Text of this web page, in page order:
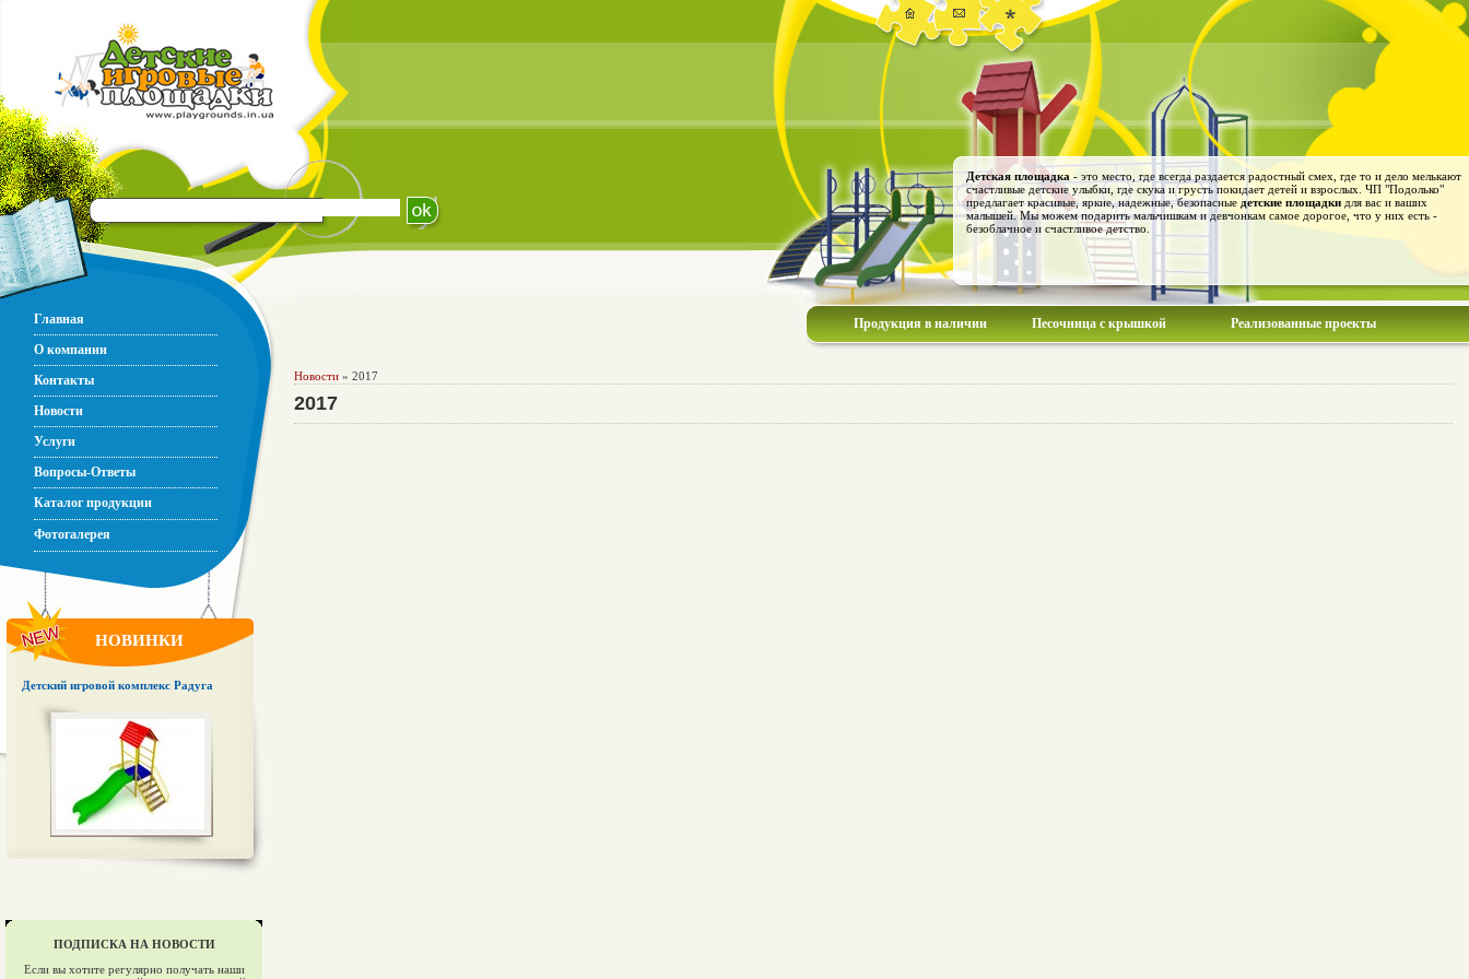
Детская площадка - это место, где всегда раздается радостный смех, где то и дело мелькают
счастливые детские улыбки, где скука и грусть покидает детей и взрослых. ЧП "Подолько"
предлагает красивые, яркие, надежные, безопасные детские площадки для вас и ваших
малышей. Мы можем подарить мальчишкам и девчонкам самое дорогое, что у них есть -
безоблачное и счастливое детство.
Главная
О компании
Контакты
Новости
Услуги
Вопросы-Ответы
Каталог продукции
Фотогалерея
НОВИНКИ
Детский игровой комплекс Радуга
ПОДПИСКА НА НОВОСТИ
Если вы хотите регулярно получать наши
Продукция в наличии Песочница с крышкой Реализованные проекты
Новости » 2017
2017